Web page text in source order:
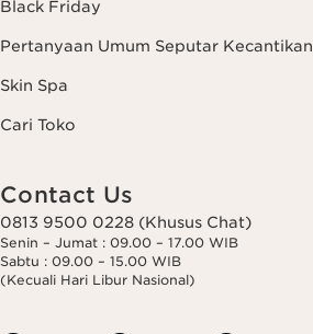
Black Friday
Pertanyaan Umum Seputar Kecantikan
Skin Spa
Cari Toko
Contact Us
0813 9500 0228 (Khusus Chat)
Senin – Jumat : 09.00 – 17.00 WIB
Sabtu : 09.00 – 15.00 WIB
(Kecuali Hari Libur Nasional)